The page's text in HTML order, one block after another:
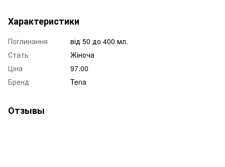
Характеристики
Поглинання
від 50 до 400 мл.
Стать
Жіноча
Ціна
97.00
Бренд
Tena
Отзывы